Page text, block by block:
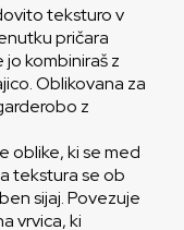
teksturo v
pričara
kombiniraš z
Oblikovana za
z
oblike, ki se med
tekstura se ob
sijaj. Povezuje
vrvica, ki